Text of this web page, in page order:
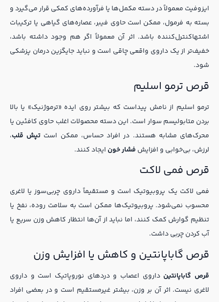
ایزوفیت معمولاً در دسته مکمل‌ها یا فرآورده‌های کمکی قرار می‌گیرد و
بسته به فرمول، ممکن است حاوی فیبر، عصاره‌های گیاهی یا ترکیبات
اشتهاکنترل‌کننده باشد. اثر آن معمولاً اگر هم وجود داشته باشد،
خفیف‌تر از یک داروی واقعی چاقی است و نباید جایگزین درمان پزشکی
شود.
قرص ترمو اسلیم
ترمو اسلیم از نامش پیداست که بیشتر روی ایده «ترموژنیک» یا بالا
بردن متابولیسم سوار است. این دسته محصولات اغلب حاوی کافئین یا
محرک‌های مشابه هستند. در افراد حساس، ممکن استتپش قلب،
لرزش، بی‌خوابی و افزایشفشار خونایجاد کنند.
قرص فمی لاکت
فمی لاکت یک پروبیوتیک است و مستقیماً داروی چربی‌سوز یا لاغری
محسوب نمی‌شود. پروبیوتیک‌ها ممکن است به سلامت روده، نفخ یا
تنظیم گوارش کمک کنند، اما نباید از آن‌ها انتظار کاهش وزن سریع یا
آب کردن چربی داشت.
قرص گاباپانتین و کاهش یا افزایش وزن
قرص گاباپانتینداروی اعصاب و دردهای نوروپاتیک است و داروی
لاغری نیست. اثر آن بر وزن، بیشتر غیرمستقیم است و در بعضی افراد